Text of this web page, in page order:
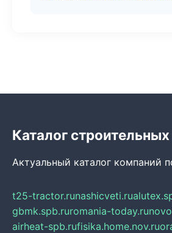
Каталог
Актуальный каталог компаний
t25-tractor.runashicveti.ru
gbmk.spb.ruromania-today.ru
airheat-spb.rufisika.home.nov.ru